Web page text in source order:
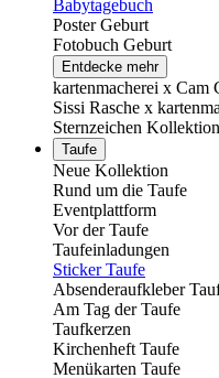
Babytagebuch
Poster Geburt
Fotobuch Geburt
Entdecke mehr
kartenmacherei x Cam
Sissi Rasche x
Sternzeichen Kollektion
Taufe
Neue Kollektion
Rund um die Taufe
Eventplattform
Vor der Taufe
Taufeinladungen
Sticker Taufe
Absenderaufkleber
Am Tag der Taufe
Taufkerzen
Kirchenheft Taufe
Menükarten Taufe